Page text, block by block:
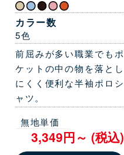
カラー数
5色
前屈みが多い職業でもポ
ケットの中の物を落とし
にくく便利な半袖ポロシ
ャツ。
無地単価
3,349円～ (税込)